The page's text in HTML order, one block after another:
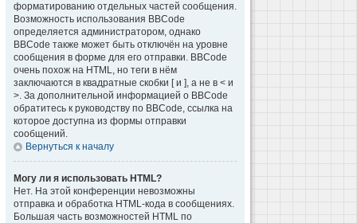
форматированию отдельных частей сообщения.
Возможность использования BBCode
определяется администратором, однако
BBCode также может быть отключён на уровне
сообщения в форме для его отправки. BBCode
очень похож на HTML, но теги в нём
заключаются в квадратные скобки [ и ], а не в < и
>. За дополнительной информацией о BBCode
обратитесь к руководству по BBCode, ссылка на
которое доступна из формы отправки
сообщений.
Вернуться к началу
Могу ли я использовать HTML?
Нет. На этой конференции невозможны
отправка и обработка HTML-кода в сообщениях.
Большая часть возможностей HTML по